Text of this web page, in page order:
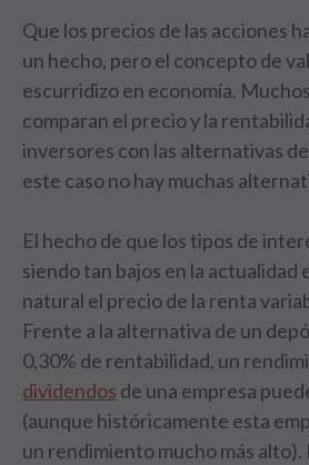
Que los precios de las acciones
un hecho, pero el concepto de
escurridizo en economía.
comparan el precio y la
inversores con las alternativas
este caso no hay muchas
El hecho de que los tipos de
siendo tan bajos en la actualidad
natural el precio de la renta
Frente a la alternativa de un
0,30% de rentabilidad, un
dividendos de una empresa
(aunque históricamente esta
un rendimiento mucho más